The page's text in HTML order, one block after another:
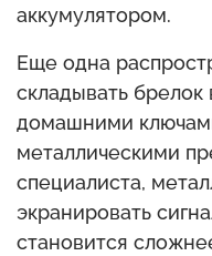
аккумулятором.
Еще одна
складывать
домашними
металлическими
специалиста,
экранировать
становится